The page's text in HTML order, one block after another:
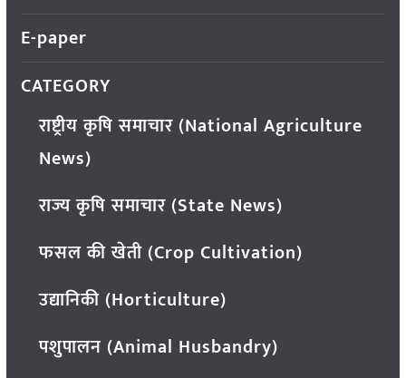
E-paper
CATEGORY
राष्ट्रीय कृषि समाचार (National Agriculture
News)
राज्य कृषि समाचार (State News)
फसल की खेती (Crop Cultivation)
उद्यानिकी (Horticulture)
पशुपालन (Animal Husbandry)